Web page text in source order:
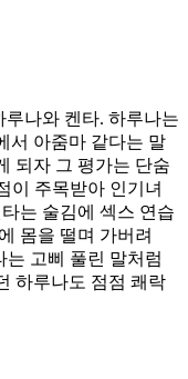
나와 켄타. 하루나는
서 아줌마 같다는 말
되자 그 평가는 단숨
이 주목받아 인기녀
는 술김에 섹스 연습
몸을 떨며 가버려
고삐 풀린 말처럼
하루나도 점점 쾌락